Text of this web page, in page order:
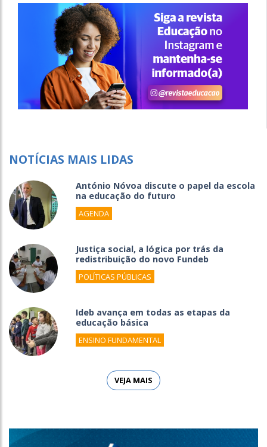
NOTÍCIAS MAIS LIDAS
António Nóvoa discute o papel da escola
na educação do futuro
AGENDA
Justiça social, a lógica por trás da
redistribuição do novo Fundeb
POLÍTICAS PÚBLICAS
Ideb avança em todas as etapas da
educação básica
ENSINO FUNDAMENTAL
VEJA MAIS